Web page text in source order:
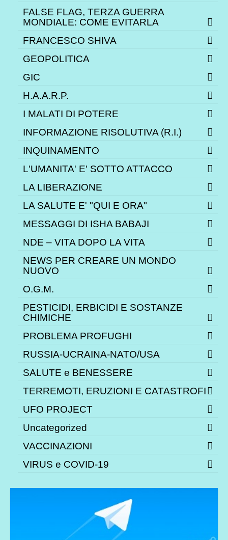
FALSE FLAG, TERZA GUERRA
MONDIALE: COME EVITARLA
FRANCESCO SHIVA
GEOPOLITICA
GIC
H.A.A.R.P.
I MALATI DI POTERE
INFORMAZIONE RISOLUTIVA (R.I.)
INQUINAMENTO
L'UMANITA' E' SOTTO ATTACCO
LA LIBERAZIONE
LA SALUTE E' "QUI E ORA"
MESSAGGI DI ISHA BABAJI
NDE – VITA DOPO LA VITA
NEWS PER CREARE UN MONDO
NUOVO
O.G.M.
PESTICIDI, ERBICIDI E SOSTANZE
CHIMICHE
PROBLEMA PROFUGHI
RUSSIA-UCRAINA-NATO/USA
SALUTE e BENESSERE
TERREMOTI, ERUZIONI E CATASTROFI
UFO PROJECT
Uncategorized
VACCINAZIONI
VIRUS e COVID-19